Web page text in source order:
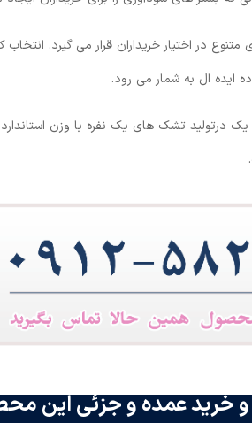
متنوع در اختیار خریداران قرار می گیرد.
ایده ال به شمار می رود.
یک درتولید تشک های یک نفره با وزن
خرید عمده و جزئی این